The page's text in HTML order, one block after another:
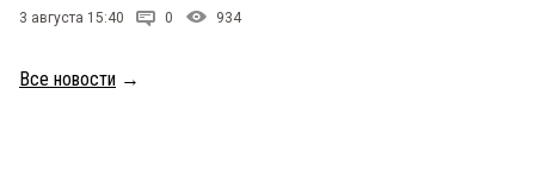
3 августа 15:40 0 934
Все новости →